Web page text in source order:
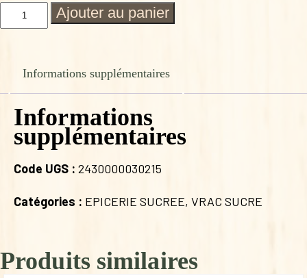
quantité
FERME
DE
GARENNE
Ajouter au panier
Informations supplémentaires
Informations
supplémentaires
Code UGS : 2430000030215
Catégories : EPICERIE SUCREE, VRAC SUCRE
Produits similaires